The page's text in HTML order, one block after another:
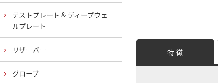
特 徴
テストプレート & ディープウェ
ルプレート
リザーバー
グローブ